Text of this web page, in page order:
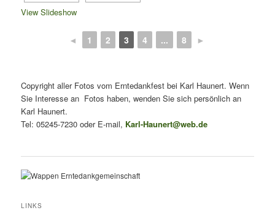
View Slideshow
◄ 1 2 3 4 ... 8 ►
Copyright aller Fotos vom Erntedankfest bei Karl Haunert. Wenn
Sie Interesse an Fotos haben, wenden Sie sich persönlich an
Karl Haunert.
Tel: 05245-7230 oder E-mail, Karl-Haunert@web.de
LINKS